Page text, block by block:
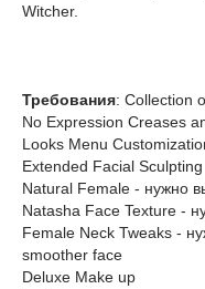
Witcher.
Требования: Collection
No Expression Creases
Looks Menu
Extended Facial Sculpting
Natural Female - нужно
Natasha Face Texture -
Female Neck Tweaks -
smoother face
Deluxe Make up